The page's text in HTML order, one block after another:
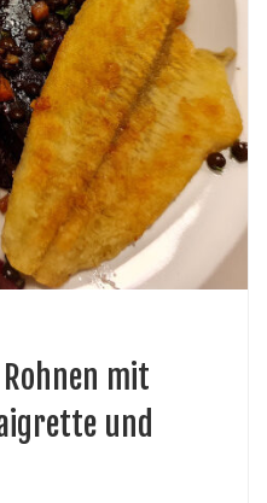
mit
und